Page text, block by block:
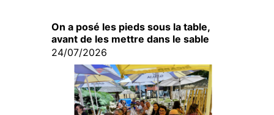
On a posé les pieds sous la table,
avant de les mettre dans le sable
24/07/2026